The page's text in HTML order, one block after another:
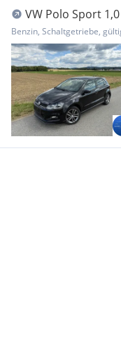
VW Polo Sport 1,0
Benzin, Schaltgetriebe,